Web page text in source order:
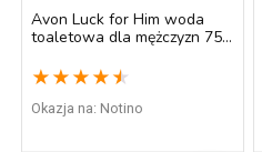
Avon Luck for Him woda
toaletowa dla mężczyzn 75
★ ★ ★ ★ ★
Okazja na: Notino